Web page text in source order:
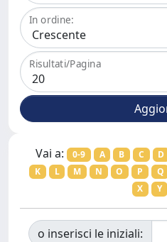
In ordine:
Risultati/Pagina
Vai a: 0-9 A B C D
K
L M N O P Q
X
Y
o inserisci le iniziali: